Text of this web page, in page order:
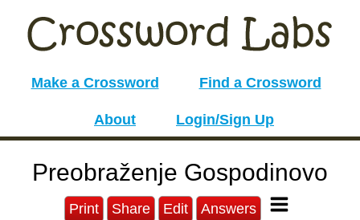
Make a Crossword Find a Crossword
About Login/Sign Up
Preobraženje Gospodinovo
Print Share Edit Answers